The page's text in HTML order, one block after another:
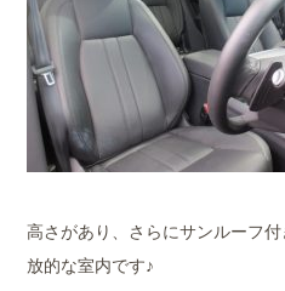
高さがあり、さらにサンルーフ
放的な室内です♪